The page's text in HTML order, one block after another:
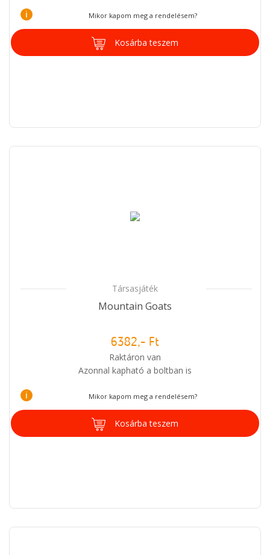
i Mikor kapom meg a rendelésem?
Kosárba teszem
Társasjáték
Mountain Goats
6382,- Ft
Raktáron van
Azonnal kapható a boltban is
i Mikor kapom meg a rendelésem?
Kosárba teszem